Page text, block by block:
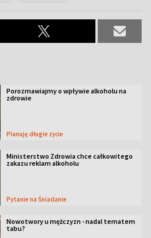
Porozmawiajmy o wpływie alkoholu na
zdrowie
Planuję długie życie
Ministerstwo Zdrowia chce całkowitego
zakazu reklam alkoholu
Pytanie na Śniadanie
Nowotwory u mężczyzn - nadal tematem
tabu?